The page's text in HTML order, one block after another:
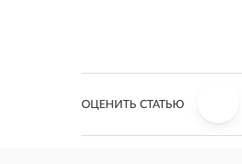
ОЦЕНИТЬ СТАТЬЮ